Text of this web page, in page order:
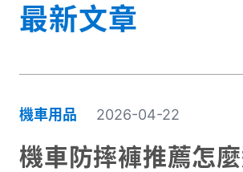
最新文章
機車用品 2026-04-22
機車防摔褲推薦怎